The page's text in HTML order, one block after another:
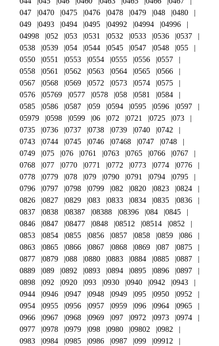
047
0470 0475 0476 0478 0479 048
0480
049
0493 0494 0495 04992 04994
04996
04998
052 053 0531 0532 0533 0536
0537
0538
0539 054 0544 0545 0547 0548
055
0550
0551 0553 0554 0555 0556
0557
0558
0561 0562 0563 0564 0565
0566
0567
0568 0569 0572 0573 0574
0575
0576
05769 0577 0578 058 0581
0584
0585
0586 0587 059 0594 0595 0596
0597
05979
0598 0599 06 072 0721 0725
073
0735
0736 0737 0738 0739 0740
0742
0743
0744 0745 0746 07468 0747
0748
0749
075 076 0761 0763 0765 0766
0767
0768
077 0770 0771 0772 0773 0774
0776
0778
0779 078 079 0790 0791 0794
0795
0796
0797 0798 0799 082 0820 0823
0824
0826
0827 0829 083 0833 0834 0835
0836
0837
0838 08387 08388 08396 084
0845
0846
0847 08477 0848 08512 08514
0852
0853
0854 0855 0856 0857 0858 0859
086
0863
0865 0866 0867 0868 0869 087
0875
0877
0879 088 0880 0883 0884 0885
0887
0889
089 0892 0893 0894 0895 0896
0897
0898
092 0920 093 0930 0940 0942
0943
0944
0946 0947 0948 0949 095 0950
0952
0954
0955 0956 0957 0959 096 0964
0965
0966
0967 0968 0969 097 0972 0973
0974
0977
0978 0979 098 0980 09802
0982
0983
0984 0985 0986 0987 099
09912